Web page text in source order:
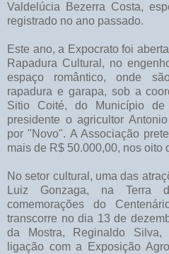
Valdelúcia Bezerra Costa,
registrado no ano passado.
Este ano, a Expocrato foi
Rapadura Cultural, no
espaço romântico, onde
rapadura e garapa, sob a
Sitio Coité, do Município
presidente o agricultor
por "Novo". A Associação
mais de R$ 50.000,00, nos oito
No setor cultural, uma das
Luiz Gonzaga, na Terra
comemorações do
transcorre no dia 13 de
da Mostra, Reginaldo
ligação com a Exposição